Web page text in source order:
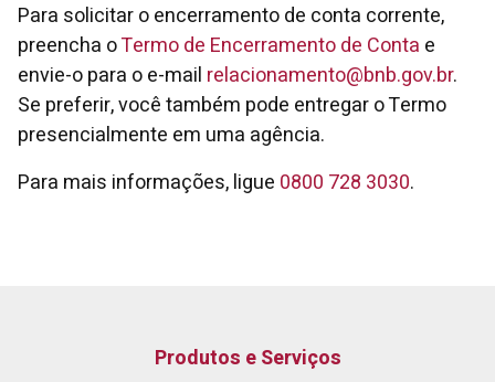
Para solicitar o encerramento de conta corrente,
preencha oTermo de Encerramento de Conta e
envie-o para o e-mail relacionamento@bnb.gov.br.
Se preferir, você também pode entregar o Termo
presencialmente em uma agência.
Para mais informações, ligue 0800 728 3030.
Produtos e Serviços